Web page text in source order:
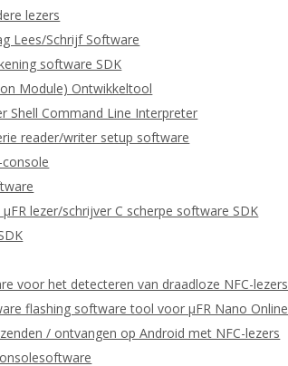
lezers
Lees/Schrijf Software
software SDK
Module) Ontwikkeltool
Shell Command Line Interpreter
reader/writer setup software
lezer/schrijver C scherpe software SDK
voor het detecteren van draadloze NFC-lezers
flashing software tool voor μFR Nano Online
/ ontvangen op Android met NFC-lezers